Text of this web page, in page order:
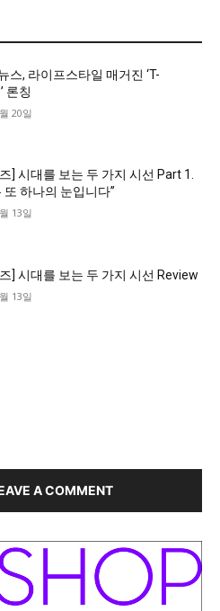
스, 라이프스타일 매거진 ‘T-
론칭
20일
] 시대를 보는 두 가지 시선 Part 1.
또 하나의 눈입니다”
13일
] 시대를 보는 두 가지 시선 Review
13일
A COMMENT